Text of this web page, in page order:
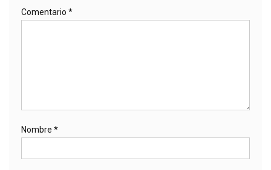
Comentario *
Nombre *